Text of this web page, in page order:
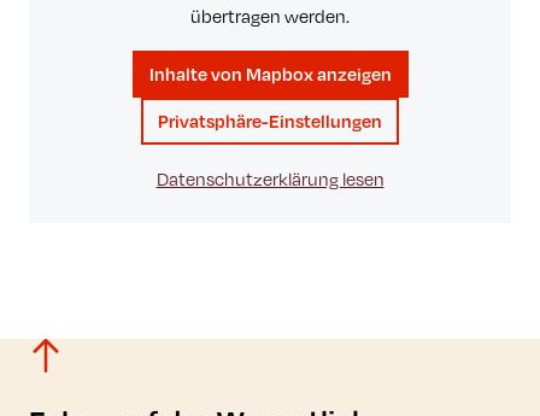
übertragen werden.
Inhalte von Mapbox anzeigen
Privatsphäre-Einstellungen
Datenschutzerklärung lesen